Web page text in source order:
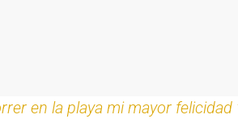
en la playa mi mayor felicidad